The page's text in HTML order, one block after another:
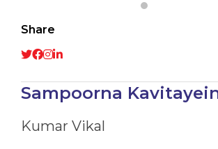
Share
Sampoorna
Kumar Vikal